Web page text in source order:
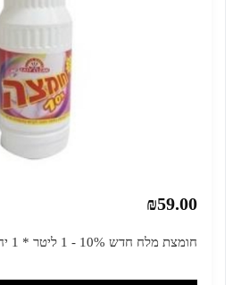
₪59.00
חומצת מלח חדש 10% - 1 ליטר * 1 יחידה